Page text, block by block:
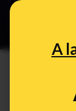
A
No,